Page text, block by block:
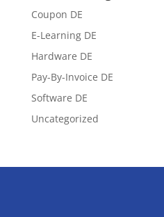
Coupon DE
E-Learning DE
Hardware DE
Pay-By-Invoice DE
Software DE
Uncategorized